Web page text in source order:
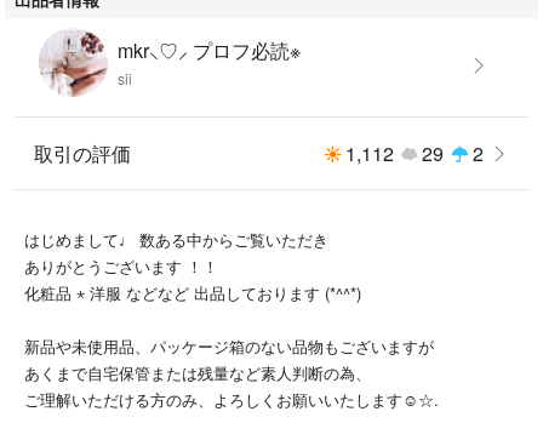
mkr⸜♡⸝ プロフ必読※
sii
取引の評価 1,112 29 2
はじめまして♩ 数ある中からご覧いただき
ありがとうございます ！！
化粧品 ⋆︎ 洋服 などなど 出品しております (*^^*)
新品や未使用品、パッケージ箱のない品物もございますが
あくまで自宅保管または残量など素人判断の為、
ご理解いただける方のみ、よろしくお願いいたします☺︎☆.